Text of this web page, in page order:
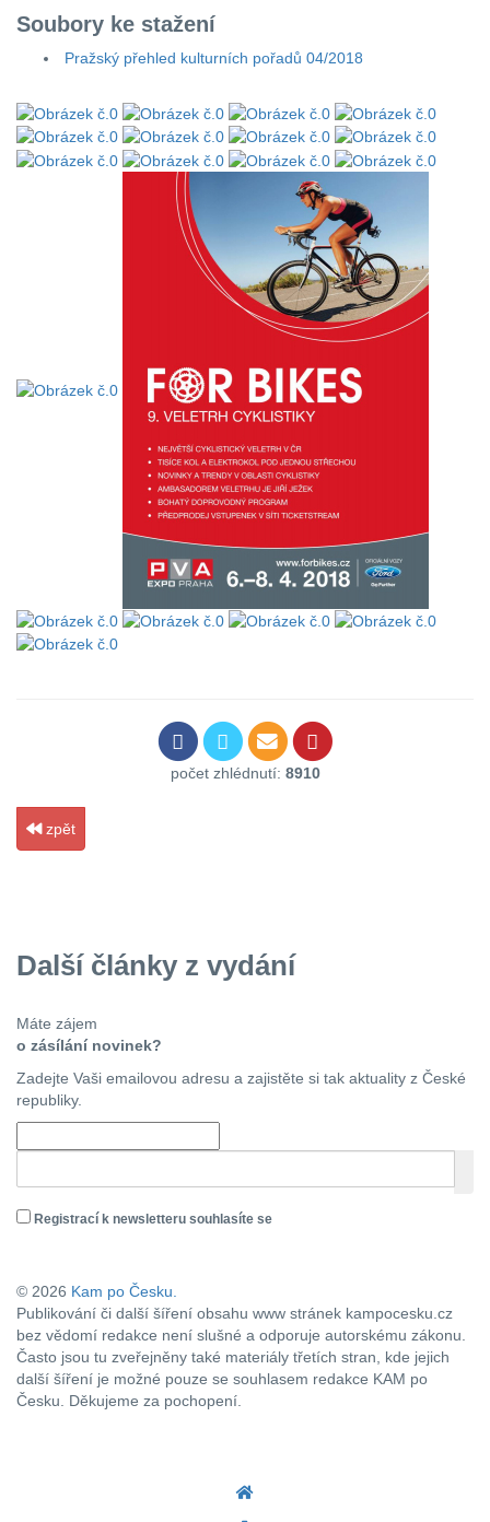
Soubory ke stažení
Pražský přehled kulturních pořadů 04/2018
počet zhlédnutí: 8910
zpět
Další články z vydání
Máte zájem
o zásílání novinek?
Zadejte Vaši emailovou adresu a zajistěte si tak aktuality z České
republiky.
Registrací k newsletteru souhlasíte se
© 2026 Kam po Česku.
Publikování či další šíření obsahu www stránek kampocesku.cz
bez vědomí redakce není slušné a odporuje autorskému zákonu.
Často jsou tu zveřejněny také materiály třetích stran, kde jejich
další šíření je možné pouze se souhlasem redakce KAM po
Česku. Děkujeme za pochopení.